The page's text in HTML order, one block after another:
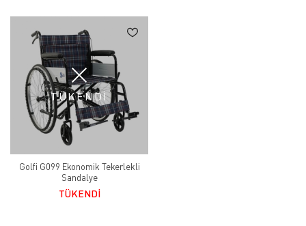
TÜKENDİ
Golfi G099 Ekonomik Tekerlekli
Sandalye
TÜKENDİ